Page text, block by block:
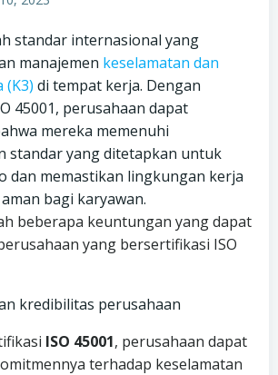
standar internasional yang
manajemen keselamatan dan
(K3) di tempat kerja. Dengan
45001, perusahaan dapat
mereka memenuhi
standar yang ditetapkan untuk
dan memastikan lingkungan kerja
bagi karyawan.
beberapa keuntungan yang dapat
yang bersertifikasi ISO
kredibilitas perusahaan
ISO 45001, perusahaan dapat
terhadap keselamatan